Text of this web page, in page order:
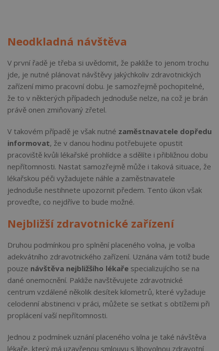
Neodkladná návštěva
V první řadě je třeba si uvědomit, že pakliže to jenom trochu
jde, je nutné plánovat návštěvy jakýchkoliv zdravotnických
zařízení mimo pracovní dobu. Je samozřejmě pochopitelné,
že to v některých případech jednoduše nelze, na což je brán
právě onen zmiňovaný zřetel.
V takovém případě je však nutné zaměstnavatele dopředu
informovat, že v danou hodinu potřebujete opustit
pracoviště kvůli lékařské prohlídce a sdělíte i přibližnou dobu
nepřítomnosti. Nastat samozřejmě může i taková situace, že
lékařskou péči vyžadujete náhle a zaměstnavatele
jednoduše nestihnete upozornit předem. Tento úkon však
proveďte, co nejdříve to bude možné.
Nejbližší zdravotnické zařízení
Druhou podmínkou pro splnění placeného volna, je volba
adekvátního zdravotnického zařízení. Uznána vám totiž bude
pouze návštěva nejbližšího lékaře specializujícího se na
dané onemocnění. Pakliže navštěvujete zdravotnické
centrum vzdálené několik desítek kilometrů, které vyžaduje
celodenní abstinenci v práci, můžete se setkat s obtížemi při
proplácení vaší nepřítomnosti.
Jednou z podmínek uznání placeného volna je také návštěva
lékaře, který má uzavřenou smlouvu s libovolnou zdravotní